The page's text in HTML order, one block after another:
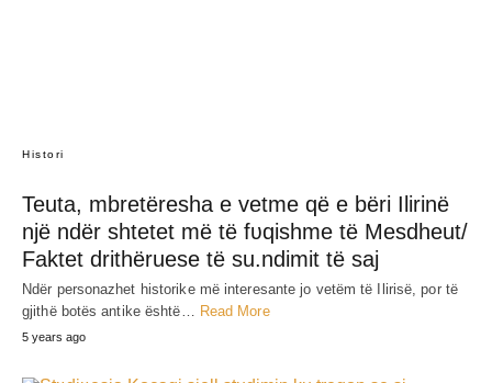
Histori
Teuta, mbretëresha e vetme që e bëri Ilirinë
një ndër shtetet më të fʋqishme të Mesdheut/
Faktet drithëruese të su.ndimit të saj
Ndër personazhet historike më interesante jo vetëm të Ilirisë, por të
gjithë botës antike është… Read More
5 years ago